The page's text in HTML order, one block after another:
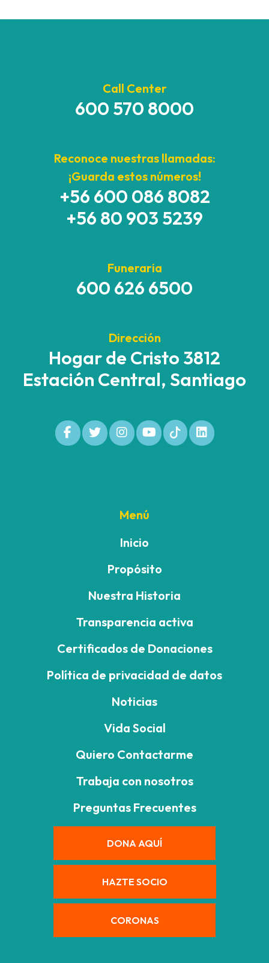
Call Center
600 570 8000
Reconoce nuestras llamadas:
¡Guarda estos números!
+56 600 086 8082
+56 80 903 5239
Funeraria
600 626 6500
Dirección
Hogar de Cristo 3812
Estación Central, Santiago
Menú
Inicio
Propósito
Nuestra Historia
Transparencia activa
Certificados de Donaciones
Política de privacidad de datos
Noticias
Vida Social
Quiero Contactarme
Trabaja con nosotros
Preguntas Frecuentes
DONA AQUÍ
HAZTE SOCIO
CORONAS